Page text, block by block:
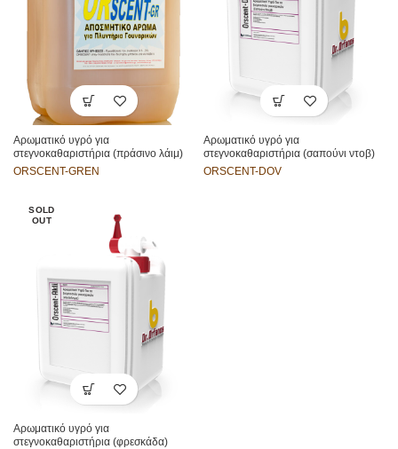
Αρωματικό υγρό για
στεγνοκαθαριστήρια (πράσινο λάιμ)
ORSCENT-GREN
Αρωματικό υγρό για
στεγνοκαθαριστήρια (σαπούνι ντοβ)
ORSCENT-DOV
SOLD
OUT
Αρωματικό υγρό για
στεγνοκαθαριστήρια (φρεσκάδα)